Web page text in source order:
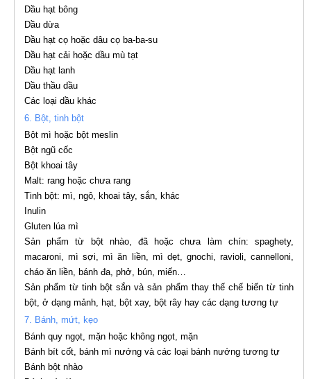
Dầu hạt bông
Dầu dừa
Dầu hạt cọ hoặc dâu cọ ba-ba-su
Dầu hạt cải hoặc dầu mù tạt
Dầu hạt lanh
Dầu thầu dầu
Các loại dầu khác
6. Bột, tinh bột
Bột mì hoặc bột meslin
Bột ngũ cốc
Bột khoai tây
Malt: rang hoặc chưa rang
Tinh bột: mì, ngô, khoai tây, sắn, khác
Inulin
Gluten lúa mì
Sản phẩm từ bột nhào, đã hoặc chưa làm chín: spaghety,
macaroni, mì sợi, mì ăn liền, mì dẹt, gnochi, ravioli, cannelloni,
cháo ăn liền, bánh đa, phở, bún, miến…
Sản phẩm từ tinh bột sắn và sản phẩm thay thế chế biến từ tinh
bột, ở dạng mảnh, hạt, bột xay, bột rây hay các dạng tương tự
7. Bánh, mứt, kẹo
Bánh quy ngọt, mặn hoặc không ngọt, mặn
Bánh bít cốt, bánh mì nướng và các loại bánh nướng tương tự
Bánh bột nhào